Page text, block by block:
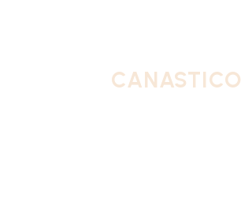
CANASTICO